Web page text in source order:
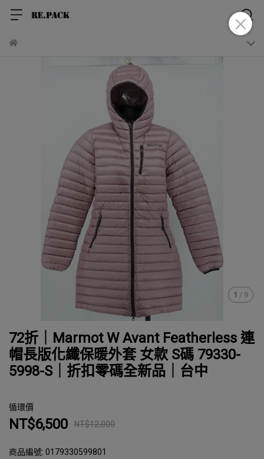
1 / 9
72折｜Marmot W Avant Featherless 連
帽長版化纖保暖外套 女款 S碼 79330-
5998-S｜折扣零碼全新品｜台中
循環價
NT$6,500 NT$12,000
商品編號:0179330599801